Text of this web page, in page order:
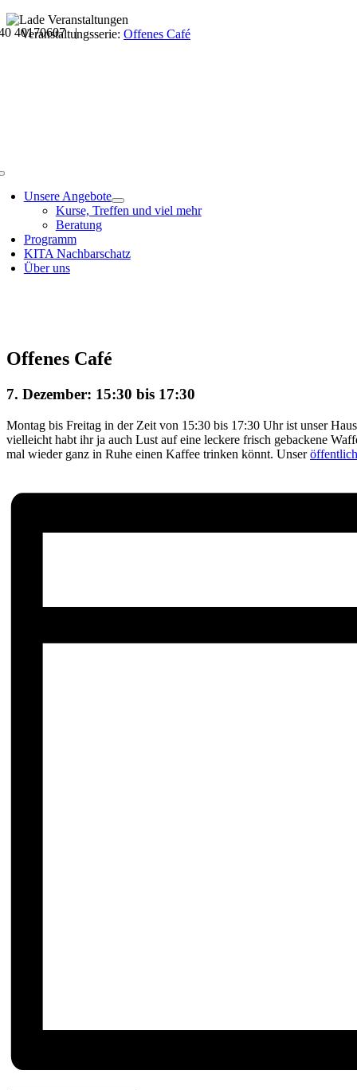
Skip
to 40170607 |
Unsere Angebote
Kurse, Treffen und viel mehr
Beratung
Programm
KITA Nachbarschatz
Über uns
Veranstaltungsdetails
Veranstaltungsserie: Offenes Café
Offenes Café
7. Dezember: 15:30 bis 17:30
Montag bis Freitag in der Zeit von 15:30 bis 17:30 Uhr ist unser
vielleicht habt ihr ja auch Lust auf eine leckere frisch gebackene
mal wieder ganz in Ruhe einen Kaffee trinken könnt. Unser